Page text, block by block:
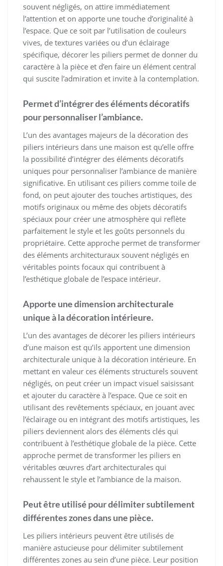
souvent négligés, on attire immédiatement
l’attention et on apporte une touche d’originalité à
l’espace. Que ce soit par l’utilisation de couleurs
vives, de textures variées ou d’un éclairage
spécifique, décorer les piliers permet de donner du
caractère à la pièce et d’en faire un élément central
qui suscite l’admiration et invite à la contemplation.
Permet d’intégrer des éléments décoratifs
pour personnaliser l’ambiance.
L’un des avantages majeurs de la décoration des
piliers intérieurs dans une maison est qu’elle offre
la possibilité d’intégrer des éléments décoratifs
uniques pour personnaliser l’ambiance de manière
significative. En utilisant ces piliers comme toile de
fond, on peut ajouter des touches artistiques, des
motifs originaux ou même des objets décoratifs
spéciaux pour créer une atmosphère qui reflète
parfaitement le style et les goûts personnels du
propriétaire. Cette approche permet de transformer
des éléments architecturaux souvent négligés en
véritables points focaux qui contribuent à
l’esthétique globale de l’espace intérieur.
Apporte une dimension architecturale
unique à la décoration intérieure.
L’un des avantages de décorer les piliers intérieurs
d’une maison est qu’ils apportent une dimension
architecturale unique à la décoration intérieure. En
mettant en valeur ces éléments structurels souvent
négligés, on peut créer un impact visuel saisissant
et ajouter du caractère à l’espace. Que ce soit en
utilisant des revêtements spéciaux, en jouant avec
l’éclairage ou en intégrant des motifs artistiques, les
piliers deviennent alors des éléments clés qui
contribuent à l’esthétique globale de la pièce. Cette
approche permet de transformer les piliers en
véritables œuvres d’art architecturales qui
rehaussent le style et l’ambiance de la maison.
Peut être utilisé pour délimiter subtilement
différentes zones dans une pièce.
Les piliers intérieurs peuvent être utilisés de
manière astucieuse pour délimiter subtilement
différentes zones au sein d’une pièce. Leur position